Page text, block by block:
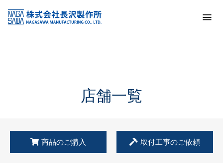
KSS加盟店・取扱店情報
店舗一覧
店舗一覧
商品のご購入 取付工事のご依頼